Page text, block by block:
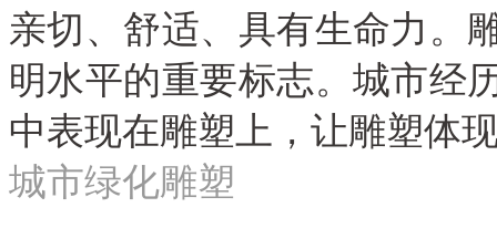
亲切 、 舒适、 具有生命力 。
明水平的重要标志。城市经
中表现在雕塑上 ， 让雕塑体
城市绿化雕塑